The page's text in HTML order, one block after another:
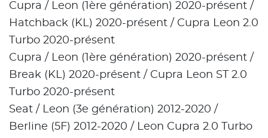
Cupra / Leon (1ère génération) 2020-présent /
Hatchback (KL) 2020-présent / Cupra Leon 2.0
Turbo 2020-présent
Cupra / Leon (1ère génération) 2020-présent /
Break (KL) 2020-présent / Cupra Leon ST 2.0
Turbo 2020-présent
Seat / Leon (3e génération) 2012-2020 /
Berline (5F) 2012-2020 / Leon Cupra 2.0 Turbo